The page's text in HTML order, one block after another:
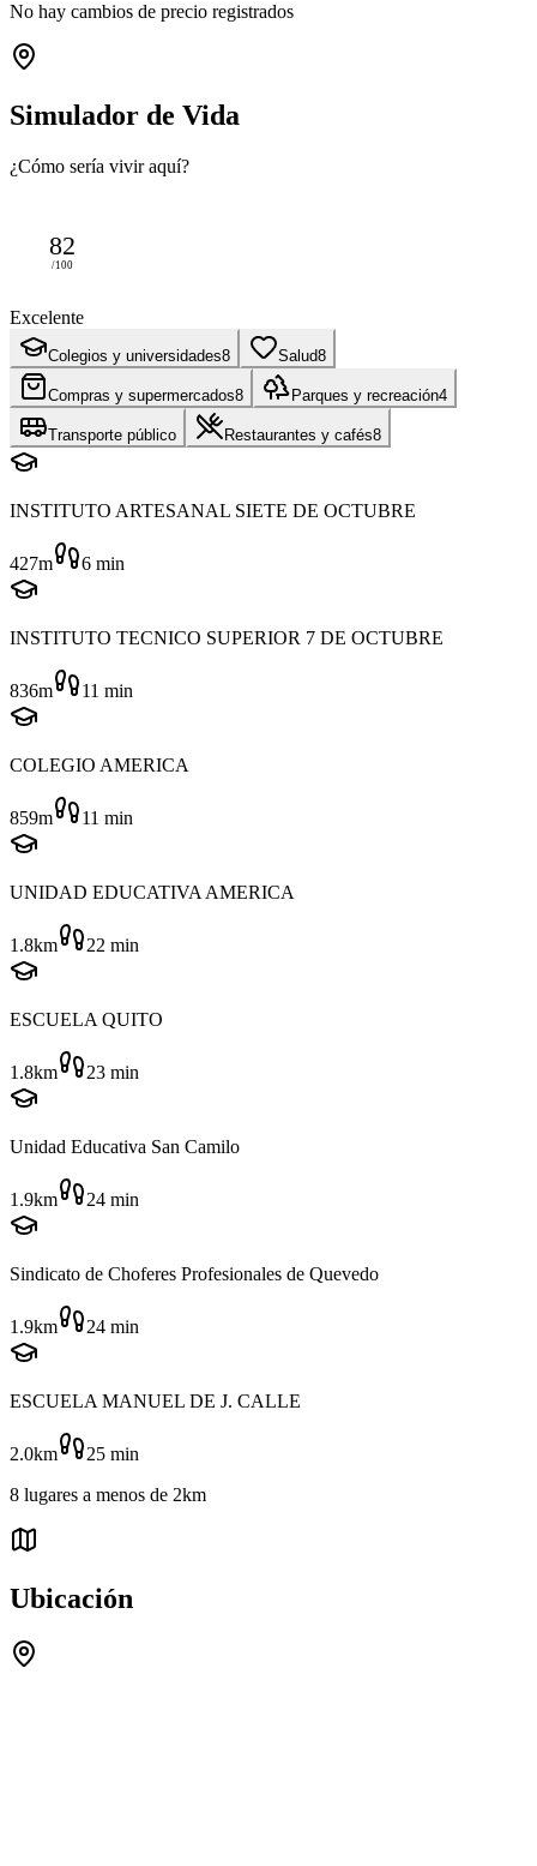
No hay cambios de precio registrados
Simulador de Vida
¿Cómo sería vivir aquí?
82
/100
Excelente
Colegios y universidades8 Salud8
Compras y supermercados8 Parques y recreación4
Transporte público Restaurantes y cafés8
INSTITUTO ARTESANAL SIETE DE OCTUBRE
427m 6 min
INSTITUTO TECNICO SUPERIOR 7 DE OCTUBRE
836m 11 min
COLEGIO AMERICA
859m 11 min
UNIDAD EDUCATIVA AMERICA
1.8km 22 min
ESCUELA QUITO
1.8km 23 min
Unidad Educativa San Camilo
1.9km 24 min
Sindicato de Choferes Profesionales de Quevedo
1.9km 24 min
ESCUELA MANUEL DE J. CALLE
2.0km 25 min
8 lugares a menos de 2km
Ubicación